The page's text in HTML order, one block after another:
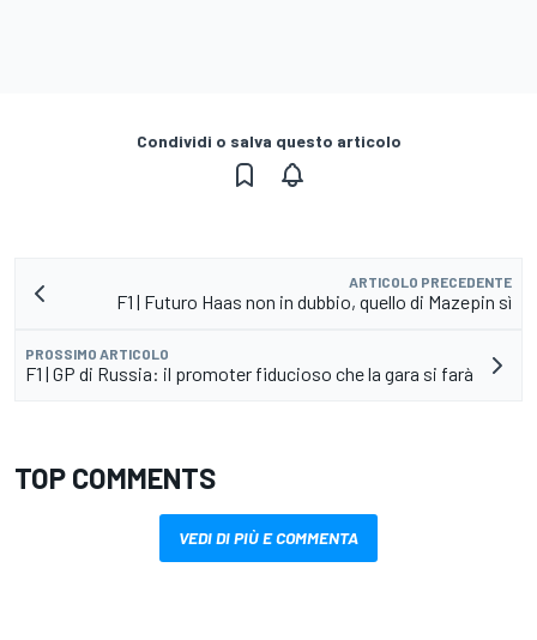
Condividi o salva questo articolo
ARTICOLO PRECEDENTE
F1 | Futuro Haas non in dubbio, quello di Mazepin sì
PROSSIMO ARTICOLO
F1 | GP di Russia: il promoter fiducioso che la gara si farà
TOP COMMENTS
VEDI DI PIÙ E COMMENTA